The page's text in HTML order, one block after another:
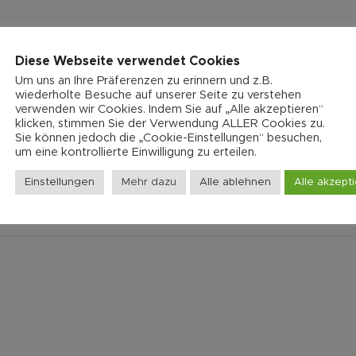
Felder sind mit markiert
Diese Webseite verwendet Cookies
Um uns an Ihre Präferenzen zu erinnern und z.B.
wiederholte Besuche auf unserer Seite zu verstehen
verwenden wir Cookies. Indem Sie auf „Alle akzeptieren“
klicken, stimmen Sie der Verwendung ALLER Cookies zu.
Sie können jedoch die „Cookie-Einstellungen“ besuchen,
um eine kontrollierte Einwilligung zu erteilen.
Einstellungen Mehr dazu Alle ablehnen Alle